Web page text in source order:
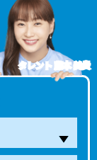
タレント 藤本 美貴